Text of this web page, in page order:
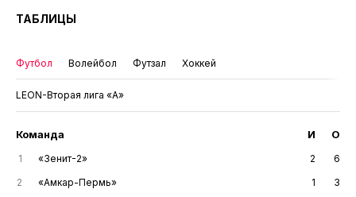
ТАБЛИЦЫ
Футбол Волейбол Футзал Хоккей
LEON-Вторая лига «А»
Команда И О
1 «Зенит-2» 2
6
2
«Амкар-Пермь» 1
3